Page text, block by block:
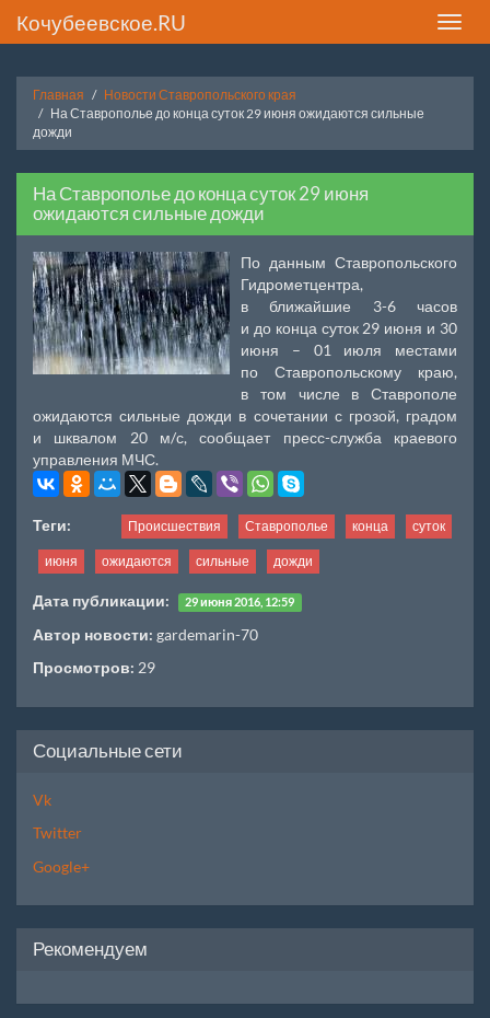
Toggle
Кочубеевское.RU
Главная
Новости Ставропольского края
На Ставрополье до конца суток 29 июня ожидаются сильные
дожди
На Ставрополье до конца суток 29 июня
ожидаются сильные дожди
По данным Ставропольского
Гидрометцентра,
в ближайшие 3-6 часов
и до конца суток 29 июня и 30
июня – 01 июля местами
по Ставропольскому краю,
в том числе в Ставрополе
ожидаются сильные дожди в сочетании с грозой, градом
и шквалом 20 м/с, сообщает пресс-служба краевого
управления МЧС.
Теги: Происшествия Ставрополье конца суток
июня ожидаются сильные дожди
Дата публикации: 29 июня 2016, 12:59
Автор новости: gardemarin-70
Просмотров: 29
Социальные сети
Vk
Twitter
Google+
Рекомендуем